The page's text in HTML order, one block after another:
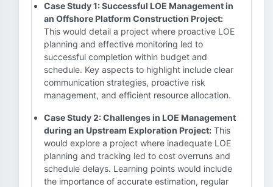
Case Study 1: Successful LOE Management in
an Offshore Platform Construction Project:
This would detail a project where proactive LOE
planning and effective monitoring led to
successful completion within budget and
schedule. Key aspects to highlight include clear
communication strategies, proactive risk
management, and efficient resource allocation.
Case Study 2: Challenges in LOE Management
during an Upstream Exploration Project: This
would explore a project where inadequate LOE
planning and tracking led to cost overruns and
schedule delays. Learning points would include
the importance of accurate estimation, regular